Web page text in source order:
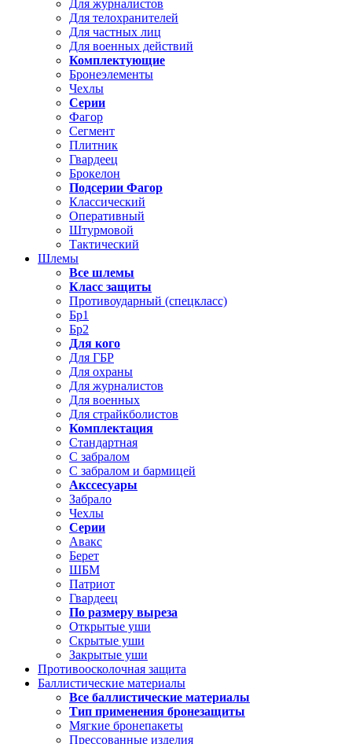
Для журналистов
Для телохранителей
Для частных лиц
Для военных действий
Комплектующие
Бронеэлементы
Чехлы
Серии
Фагор
Сегмент
Плитник
Гвардеец
Брокелон
Подсерии Фагор
Классический
Оперативный
Штурмовой
Тактический
Шлемы
Все шлемы
Класс защиты
Противоударный (спецкласс)
Бр1
Бр2
Для кого
Для ГБР
Для охраны
Для журналистов
Для военных
Для страйкболистов
Комплектация
Стандартная
С забралом
С забралом и бармицей
Акссесуары
Забрало
Чехлы
Серии
Авакс
Берет
ШБМ
Патриот
Гвардеец
По размеру выреза
Открытые уши
Скрытые уши
Закрытые уши
Противоосколочная защита
Баллистические материалы
Все баллистические материалы
Тип применения бронезащиты
Мягкие бронепакеты
Прессованные изделия